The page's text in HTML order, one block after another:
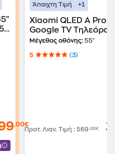
,00€
Άπαιχτη Τιμή +1
Xiaomi QLED A Pro
Google TV
Μέγεθος οθόνης: 55"
5 (3)
Προτ. Λιαν. Τιμή : 569,00€